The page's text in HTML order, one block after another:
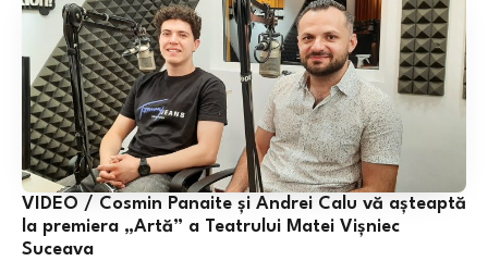
VIDEO / Cosmin Panaite și Andrei Calu vă așteaptă
la premiera „Artă” a Teatrului Matei Vișniec
Suceava